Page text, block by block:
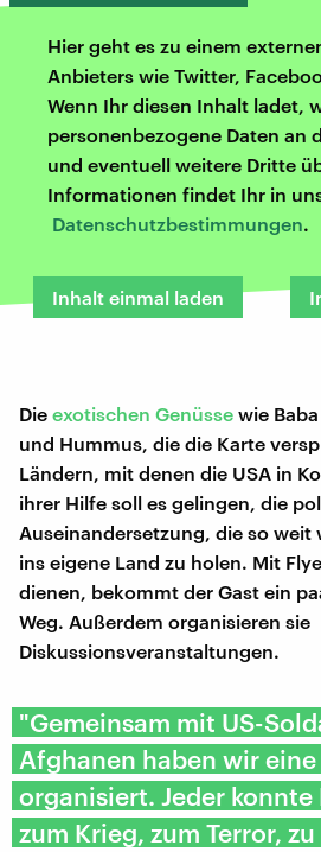
Hier geht es zu einem
Anbieters wie Twitter,
Wenn Ihr diesen Inhalt ladet,
personenbezogene Daten an
und eventuell weitere Dritte
Informationen findet Ihr in
Datenschutzbestimmungen.
Inhalt einmal laden
Die exotischen Genüsse wie
und Hummus, die die Karte
Ländern, mit denen die USA in
ihrer Hilfe soll es gelingen, die
Auseinandersetzung, die so weit
ins eigene Land zu holen. Mit
dienen, bekommt der Gast ein
Weg. Außerdem organisieren sie
Diskussionsveranstaltungen.
"Gemeinsam mit US-
Afghanen haben wir
organisiert. Jeder konnte
zum Krieg, zum Terror,